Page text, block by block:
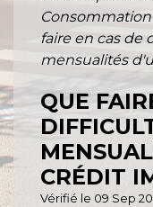
Consommation
faire en cas de
mensualités
QUE
CRÉDIT
Vérifié le 09 Sep